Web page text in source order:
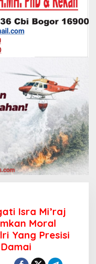
Isra Mi’raj
Moral
Yang Presisi